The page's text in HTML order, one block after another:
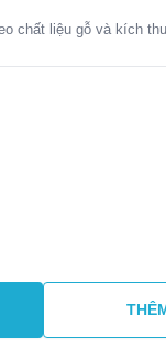
chất liệu gỗ và kích